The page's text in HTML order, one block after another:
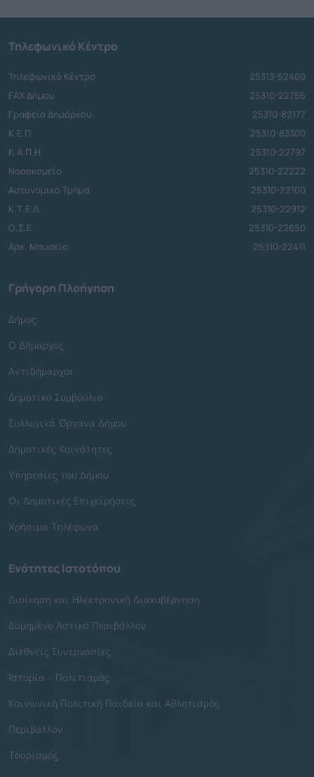
Τηλεφωνικό Κέντρο
Τηλεφωνικό Κέντρο
25313-52400
FAX Δήμου
25310-22756
Γραφείο Δημάρχου
25310-82177
Κ.Ε.Π.
25310-83300
Κ.Α.Π.Η.
25310-22797
Νοσοκομείο
25310-22222
Αστυνομικό Τμήμα
25310-22100
Κ.Τ.Ε.Λ.
25310-22912
Ο.Σ.Ε.
25310-22650
Αρχ. Μουσείο
25310-22411
Γρήγορη Πλοήγηση
Δήμος
Ο Δήμαρχος
Αντιδήμαρχοι
Δημοτικό Συμβούλιο
Συλλογικά Όργανα Δήμου
Δημοτικές Κοινότητες
Υπηρεσίες του Δήμου
Οι Δημοτικές Επιχειρήσεις
Χρήσιμα Τηλέφωνα
Ενότητες Ιστοτόπου
Διοίκηση και Ηλεκτρονική Διακυβέρνηση
Δομημένο Αστικό Περιβάλλον
Διεθνείς Συνεργασίες
Ιστορία - Πολιτισμός
Κοινωνική Πολιτική Παιδεία και Αθλητισμός
Περιβάλλον
Τουρισμός